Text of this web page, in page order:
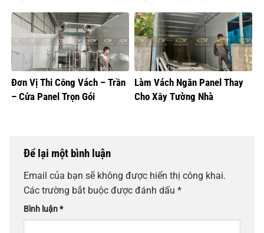
Đơn Vị Thi Công Vách – Trần
– Cửa Panel Trọn Gói
Làm Vách Ngăn Panel Thay
Cho Xây Tường Nhà
Để lại một bình luận
Email của bạn sẽ không được hiển thị công khai.
Các trường bắt buộc được đánh dấu *
Bình luận*